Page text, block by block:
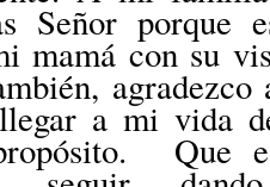
Señor porque
mamá con su
agradezco
a mi vida
Que